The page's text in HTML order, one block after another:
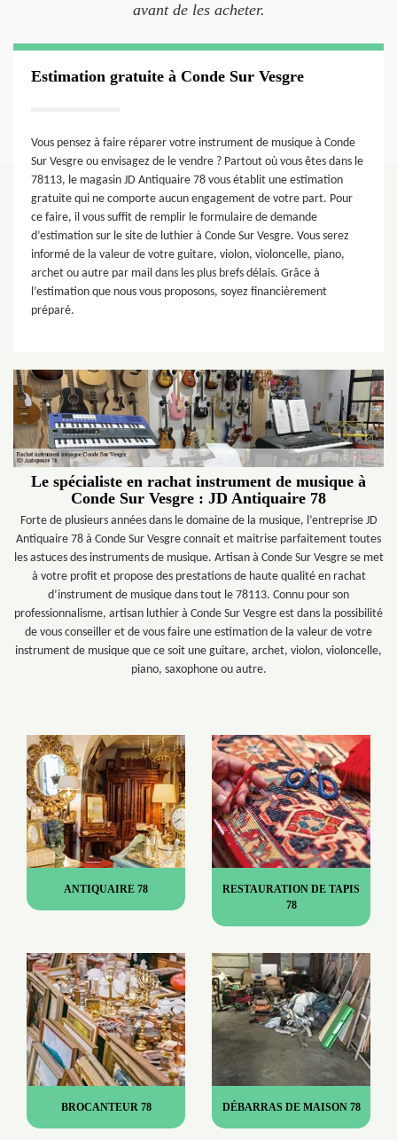
avant de les acheter.
Estimation gratuite à Conde Sur Vesgre
Vous pensez à faire réparer votre instrument de musique à Conde
Sur Vesgre ou envisagez de le vendre ? Partout où vous êtes dans le
78113, le magasin JD Antiquaire 78 vous établit une estimation
gratuite qui ne comporte aucun engagement de votre part. Pour
ce faire, il vous suffit de remplir le formulaire de demande
d’estimation sur le site de luthier à Conde Sur Vesgre. Vous serez
informé de la valeur de votre guitare, violon, violoncelle, piano,
archet ou autre par mail dans les plus brefs délais. Grâce à
l’estimation que nous vous proposons, soyez financièrement
préparé.
Le spécialiste en rachat instrument de musique à
Conde Sur Vesgre : JD Antiquaire 78
Forte de plusieurs années dans le domaine de la musique, l’entreprise JD
Antiquaire 78 à Conde Sur Vesgre connait et maitrise parfaitement toutes
les astuces des instruments de musique. Artisan à Conde Sur Vesgre se met
à votre profit et propose des prestations de haute qualité en rachat
d’instrument de musique dans tout le 78113. Connu pour son
professionnalisme, artisan luthier à Conde Sur Vesgre est dans la possibilité
de vous conseiller et de vous faire une estimation de la valeur de votre
instrument de musique que ce soit une guitare, archet, violon, violoncelle,
piano, saxophone ou autre.
ANTIQUAIRE 78
RESTAURATION DE TAPIS
78
BROCANTEUR 78 DÉBARRAS DE MAISON 78